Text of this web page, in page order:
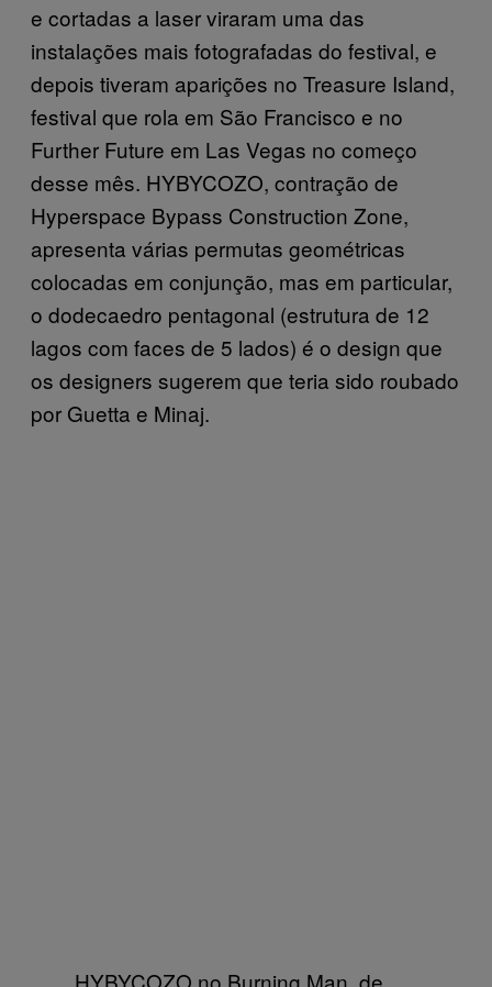
e cortadas a laser viraram uma das
instalações mais fotografadas do festival, e
depois tiveram aparições no Treasure Island,
festival que rola em São Francisco e no
Further Future em Las Vegas no começo
desse mês. HYBYCOZO, contração de
Hyperspace Bypass Construction Zone,
apresenta várias permutas geométricas
colocadas em conjunção, mas em particular,
o dodecaedro pentagonal (estrutura de 12
lagos com faces de 5 lados) é o design que
os designers sugerem que teria sido roubado
por Guetta e Minaj.
HYBYCOZO no Burning Man, de